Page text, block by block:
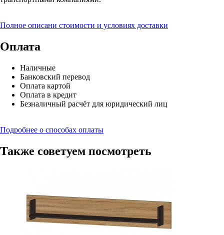
Полное описани стоимости и условиях доставки
Оплата
Наличные
Банковский перевод
Оплата картой
Оплата в кредит
Безналичный расчёт для юридический лиц
Подробнее о способах оплаты
Также советуем посмотреть